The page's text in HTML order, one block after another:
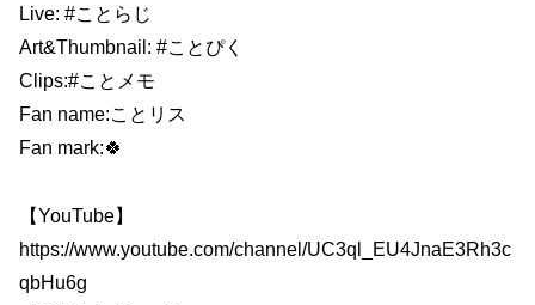
Live: #ことらじ
Art&Thumbnail: #ことぴく
Clips:#ことメモ
Fan name:ことリス
Fan mark:🍀
【YouTube】
https://www.youtube.com/channel/UC3ql_EU4JnaE3Rh3c
qbHu6g